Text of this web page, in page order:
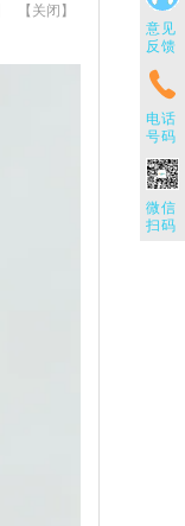
意见
反馈
电话
号码
微信
扫码
【 关闭 】